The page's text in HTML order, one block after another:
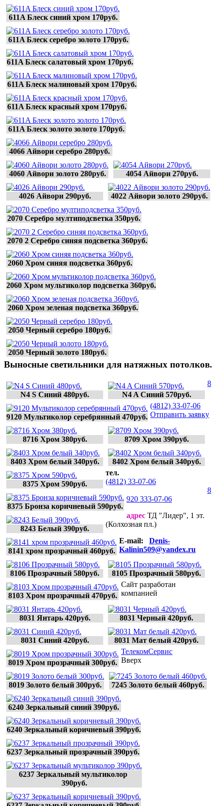
611A Блеск синий хром 170руб.
611A Блеск серебро золото 170руб.
611A Блеск салатовый хром 170руб.
611A Блеск малиновый хром 170руб.
611A Блеск красный хром 170руб.
611A Блеск золото золото 170руб.
4066 Айвори серебро 280руб.
4060 Айвори золото 280руб. 4054 Айвори 270руб.
4026 Айвори 290руб. 4022 Айвори золото 290руб.
2070 Серебро мултиподсветка 350руб.
2070 2 Серебро синяя подсветка 360руб.
2060 Хром синяя подсветка 360руб.
2060 Хром мультиколор подсветка 360руб.
2060 Хром зеленая подсветка 360руб.
2050 Черный серебро 180руб.
2050 Черный золото 180руб.
Выносные светильники для натяжных потолков.
N4 S Синий 480руб. N4 A Синий 570руб.
9120 Мультиколор серебрянный 470руб.
8716 Хром 380руб. 8709 Хром 390руб.
8403 Хром белый 340руб. 8402 Хром белый 340руб.
8375 Хром 590руб.
8375 Бронза коричневый 590руб.
8243 Белый 390руб.
8141 хром прозрачный 460руб.
8106 Прозрачный 580руб. 8105 Прозрачный 580руб.
8103 Хром прозрачный 470руб.
8031 Янтарь 420руб. 8031 Черный 420руб.
8031 Синий 420руб. 8031 Мат белый 420руб.
8019 Хром прозрачный 300руб.
8019 Золото белый 300руб. 7245 Золото белый 460руб.
6240 Зеркальный синий 390руб.
6240 Зеркальный коричневый 390руб.
6237 Зеркальный прозрачный 390руб.
6237 Зеркальный мультиколор
390руб.
8
(4812) 33-07-06
Отправить заявку
тел.
(4812) 33-07-06
8
920 333-07-06
адрес ТД "Лидер", 1 эт.
(Колхозная пл.)
E-mail: Denis-
Kalinin509@yandex.ru
Сайт разработан
компанией
ТелекомСервис
Вверх